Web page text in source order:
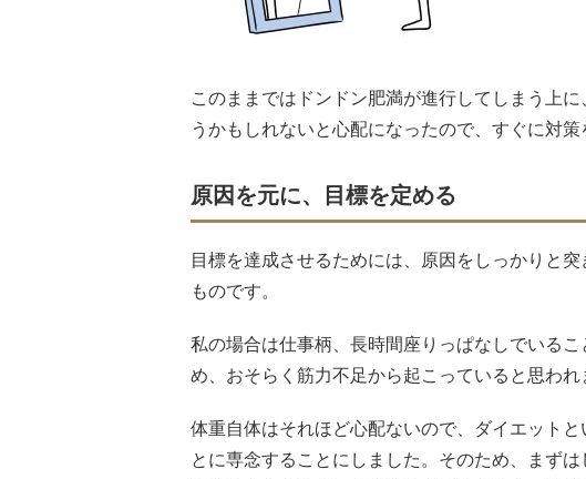
このままではドンドン肥満が進行してしまう上
うかもしれないと心配になったので、すぐに対策
原因を元に、目標を定める
目標を達成させるためには、原因をしっかりと
ものです。
私の場合は仕事柄、長時間座りっぱなしでいる
め、おそらく筋力不足から起こっていると思われ
体重自体はそれほど心配ないので、ダイエット
とに専念することにしました。そのため、まず